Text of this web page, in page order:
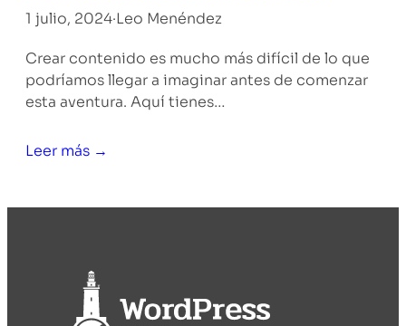
1 julio, 2024·Leo Menéndez
Crear contenido es mucho más difícil de lo que
podríamos llegar a imaginar antes de comenzar
esta aventura. Aquí tienes…
Leer más →